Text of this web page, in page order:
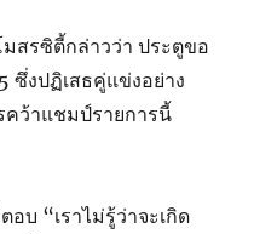
สรซิตี้กล่าวว่า ประตูขอ
ซึ่งปฏิเสธคู่แข่งอย่าง
คว้าแชมป์รายการนี้
บ “เราไม่รู้ว่าจะเกิด